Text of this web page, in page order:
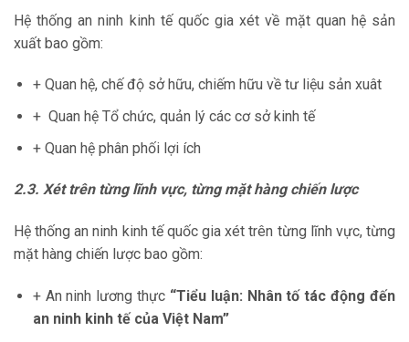
Hệ thống an ninh kinh tế quốc gia xét về mặt quan hệ sản
xuất bao gồm:
+ Quan hệ, chế độ sở hữu, chiếm hữu về tư liệu sản xuât
+ Quan hệ Tổ chức, quản lý các cơ sở kinh tế
+ Quan hệ phân phối lợi ích
2.3. Xét trên từng lĩnh vực, từng mặt hàng chiến lược
Hệ thống an ninh kinh tế quốc gia xét trên từng lĩnh vực, từng
mặt hàng chiến lược bao gồm:
+ An ninh lương thực “Tiểu luận: Nhân tố tác động đến
an ninh kinh tế của Việt Nam”